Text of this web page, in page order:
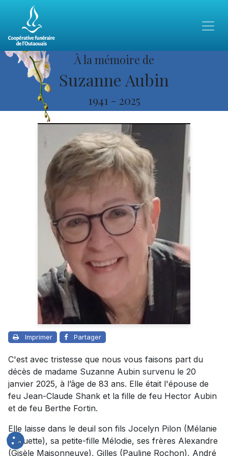
À la mémoire de
Suzanne Aubin
1941 - 2025
Imprimer Partager
C'est avec tristesse que nous vous faisons part du
décès de madame Suzanne Aubin survenu le 20
janvier 2025, à l’âge de 83 ans. Elle était l'épouse de
feu Jean-Claude Shank et la fille de feu Hector Aubin
et de feu Berthe Fortin.
Elle laisse dans le deuil son fils Jocelyn Pilon (Mélanie
Paquette), sa petite-fille Mélodie, ses frères Alexandre
(Gisèle Maisonneuve), Gilles (Pauline Rochon), André